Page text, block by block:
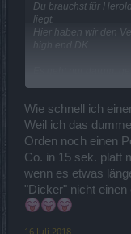
Du brauchst für
liegt.
Hier haben wir den
nicht stärker zu sein
Wäre ja eine
So wie es
Balancing betrieben.
immernoch hinten
Meine Bitte wäre alle
dass wir
auch schneller,
Wie schnell ich
Weil ich das
Orden noch einen
Co. in 15 sek. platt
wenn es etwas
"Dicker" nicht
16 Juli 2018